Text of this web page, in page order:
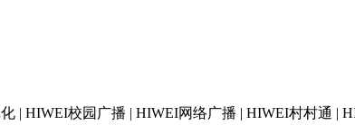
| HIWEI校园广播 | HIWEI网络广播 | HIWEI村村通 |